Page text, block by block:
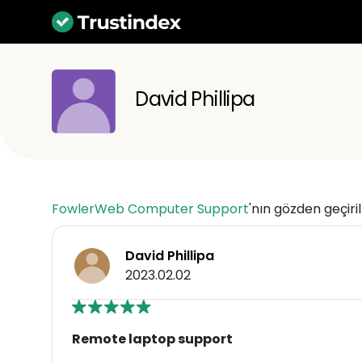
David Phillipa
FowlerWeb Computer Support'nın gözden
David Phillipa
2023.02.02
Remote laptop support